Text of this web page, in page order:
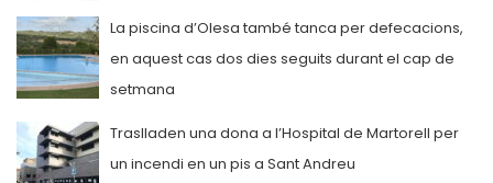
La piscina d’Olesa també tanca per defecacions,
en aquest cas dos dies seguits durant el cap de
setmana
Traslladen una dona a l’Hospital de Martorell per
un incendi en un pis a Sant Andreu